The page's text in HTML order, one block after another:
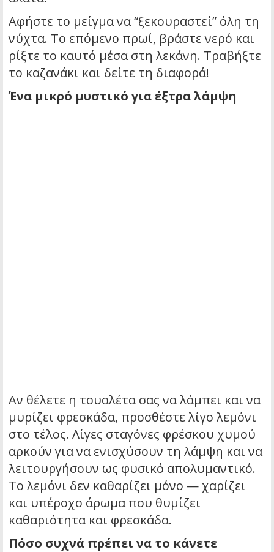
Αφήστε το μείγμα να “ξεκουραστεί” όλη τη
νύχτα. Το επόμενο πρωί, βράστε νερό και
ρίξτε το καυτό μέσα στη λεκάνη. Τραβήξτε
το καζανάκι και δείτε τη διαφορά!
Ένα μικρό μυστικό για έξτρα λάμψη
Αν θέλετε η τουαλέτα σας να λάμπει και να
μυρίζει φρεσκάδα, προσθέστε λίγο λεμόνι
στο τέλος. Λίγες σταγόνες φρέσκου χυμού
αρκούν για να ενισχύσουν τη λάμψη και να
λειτουργήσουν ως φυσικό απολυμαντικό.
Το λεμόνι δεν καθαρίζει μόνο — χαρίζει
και υπέροχο άρωμα που θυμίζει
καθαριότητα και φρεσκάδα.
Πόσο συχνά πρέπει να το κάνετε